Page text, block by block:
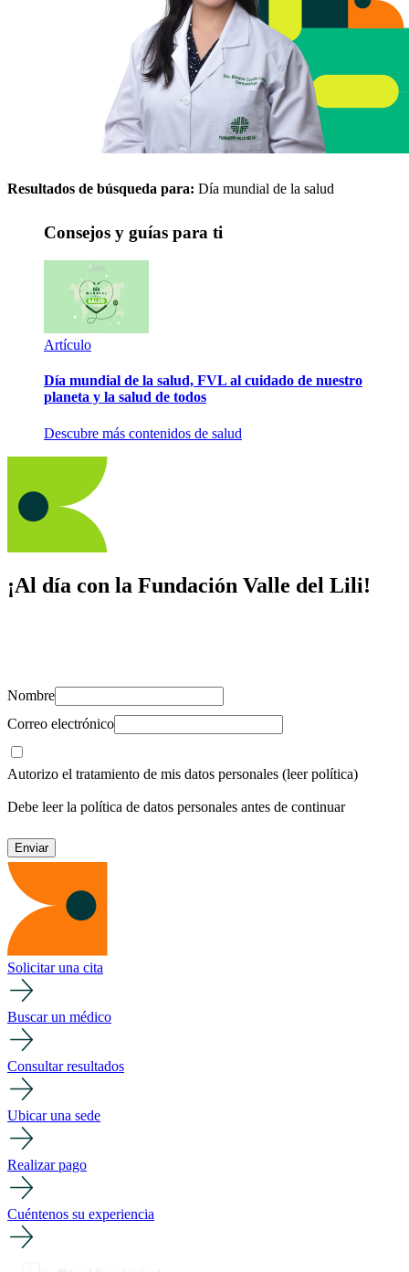
Resultados de búsqueda para: Día mundial de la salud
Consejos y guías para ti
Artículo
Día mundial de la salud, FVL al cuidado de nuestro
planeta y la salud de todos
Descubre más contenidos de salud
¡Al día con la Fundación Valle del Lili!
Nombre
Correo electrónico
Autorizo el tratamiento de mis datos personales (leer política)
Debe leer la política de datos personales antes de continuar
Solicitar una cita
Buscar un médico
Consultar resultados
Ubicar una sede
Realizar pago
Cuéntenos su experiencia